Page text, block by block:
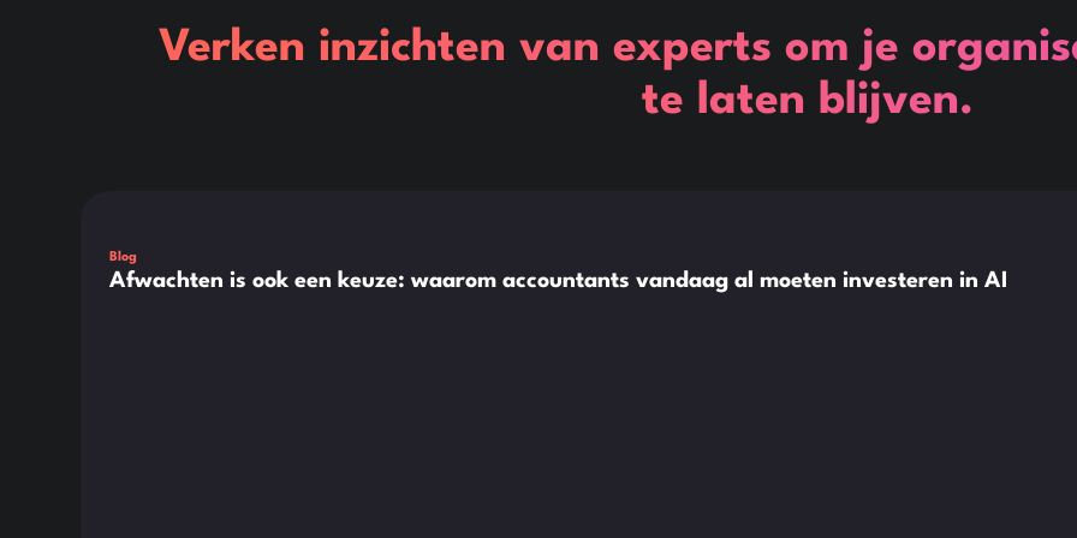
Verken inzichten van experts om je
te laten blijven.
Blog
Afwachten is ook een keuze: waarom accountants vandaag al moeten investeren in AI